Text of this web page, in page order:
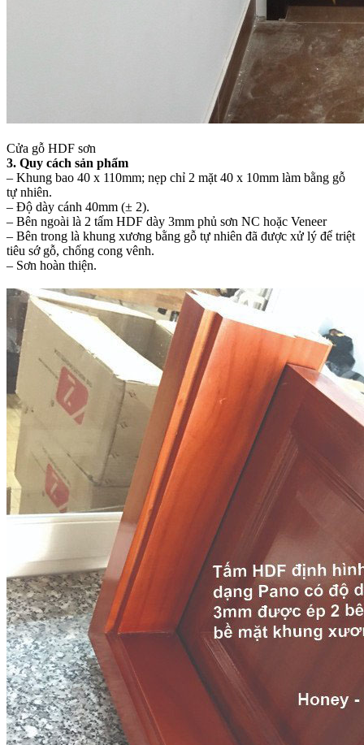
Cửa gỗ HDF sơn
3. Quy cách sản phẩm
– Khung bao 40 x 110mm; nẹp chỉ 2 mặt 40 x 10mm làm bằng gỗ
tự nhiên.
– Độ dày cánh 40mm (± 2).
– Bên ngoài là 2 tấm HDF dày 3mm phủ sơn NC hoặc Veneer
– Bên trong là khung xương bằng gỗ tự nhiên đã được xử lý để triệt
tiêu sớ gỗ, chống cong vênh.
– Sơn hoàn thiện.